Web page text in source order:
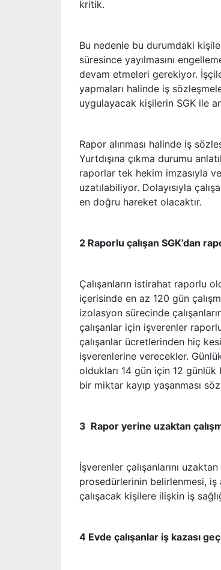
kritik.
Bu nedenle bu durumdaki
süresince yayılmasını
devam etmeleri gerekiyor.
yapmaları halinde iş
uygulayacak kişilerin SGK ile
Rapor alınması halinde iş
Yurtdışına çıkma durumu
raporlar tek hekim imzasıyla
uzatılabiliyor. Dolayısıyla
en doğru hareket olacaktır.
2 Raporlu çalışan SGK’dan
Çalışanların istirahat raporlu
içerisinde en az 120 gün
izolasyon sürecinde
çalışanlar için işverenler
çalışanlar ücretlerinden hiç
işverenlerine verecekler.
oldukları 14 gün için 12 günlük
bir miktar kayıp yaşanması
3 Rapor yerine uzaktan
İşverenler çalışanlarını
prosedürlerinin belirlenmesi, iş
çalışacak kişilere ilişkin iş
4 Evde çalışanlar iş kazası